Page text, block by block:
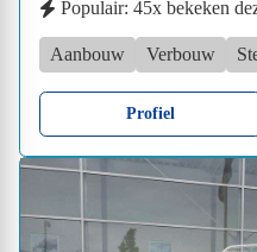
Populair: 45x bekeken
Aanbouw Verbouw
Profiel